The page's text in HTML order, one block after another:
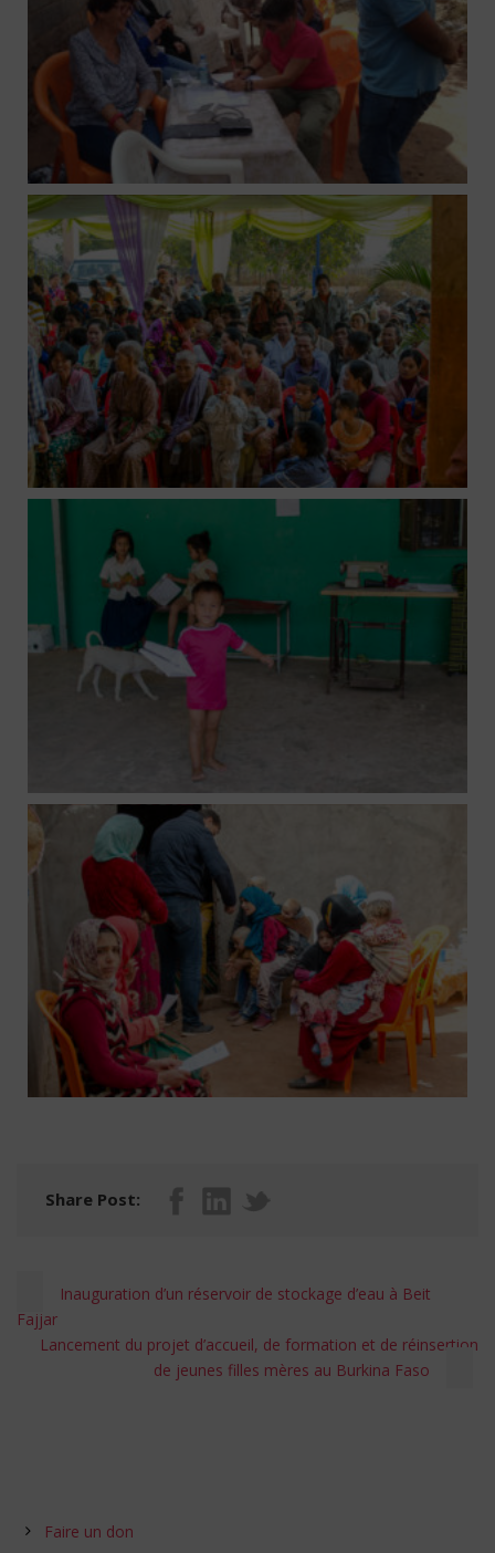
Share Post:
Inauguration d’un réservoir de stockage d’eau à Beit
Fajjar
Lancement du projet d’accueil, de formation et de réinsertion
de jeunes filles mères au Burkina Faso
Faire un don